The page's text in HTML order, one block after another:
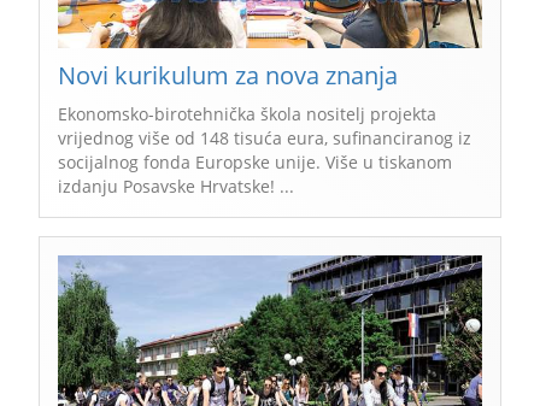
Novi kurikulum za nova znanja
Ekonomsko-birotehnička škola nositelj projekta
vrijednog više od 148 tisuća eura, sufinanciranog iz
socijalnog fonda Europske unije. Više u tiskanom
izdanju Posavske Hrvatske! ...